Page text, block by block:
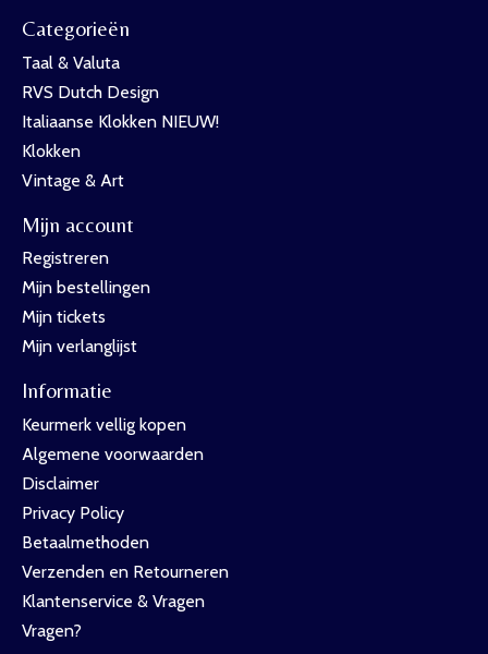
Categorieën
Taal & Valuta
RVS Dutch Design
Italiaanse Klokken NIEUW!
Klokken
Vintage & Art
Mijn account
Registreren
Mijn bestellingen
Mijn tickets
Mijn verlanglijst
Informatie
Keurmerk vellig kopen
Algemene voorwaarden
Disclaimer
Privacy Policy
Betaalmethoden
Verzenden en Retourneren
Klantenservice & Vragen
Vragen?